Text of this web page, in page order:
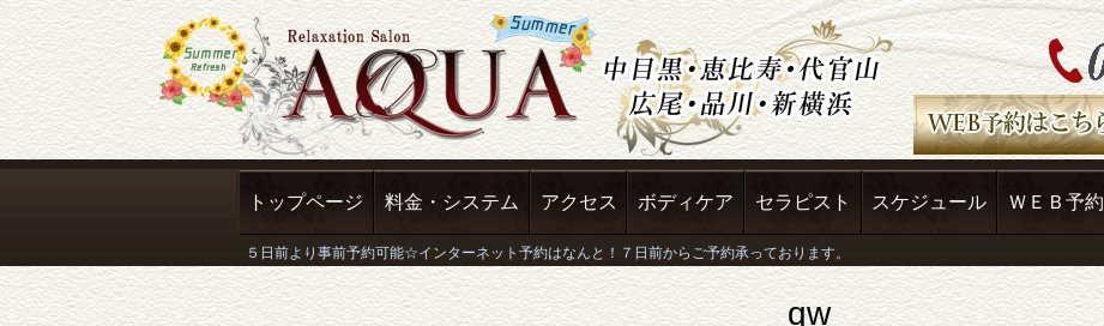
トップページ 料金・システム アクセス ボディケア セラピスト スケジュール ＷＥＢ予約
qw